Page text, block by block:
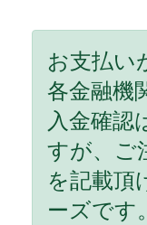
お支払い
各金融機
入金確認
すが、ご
を記載頂
ーズです。